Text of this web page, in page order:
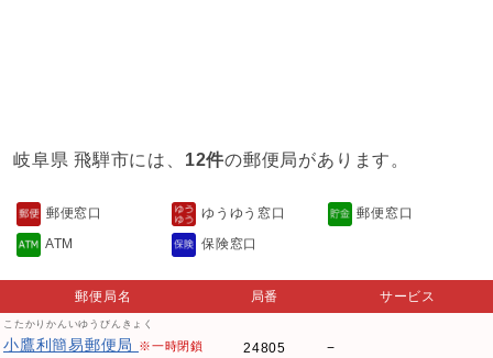
岐阜県 飛騨市には、 12件の郵便局があります。
郵便窓口 ゆうゆう窓口
郵便窓口
ATM
保険窓口
郵便局名 局番 サービス
こたかりかんいゆうびんきょく
小鷹利簡易郵便局
※一時閉鎖
24805 −